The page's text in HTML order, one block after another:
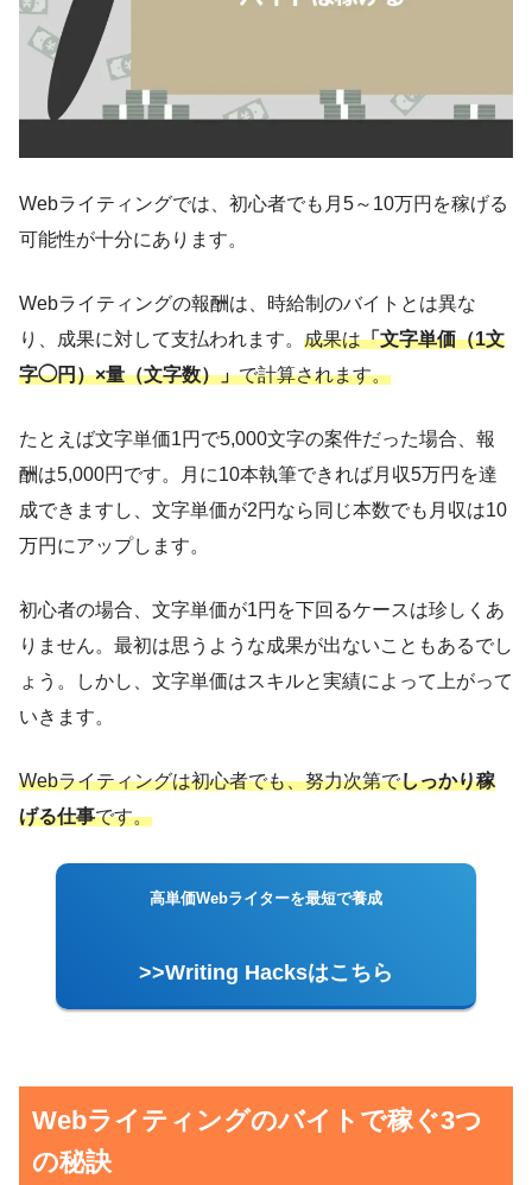
Webライティングでは、初心者でも月5～10万円を稼げる
可能性が十分にあります。
Webライティングの報酬は、時給制のバイトとは異な
り、成果に対して支払われます。 成果は「文字単価（1文
字◯円）×量（文字数）」で計算されます。
たとえば文字単価1円で5,000文字の案件だった場合、報
酬は5,000円です。月に10本執筆できれば月収5万円を達
成できますし、文字単価が2円なら同じ本数でも月収は10
万円にアップします。
初心者の場合、文字単価が1円を下回るケースは珍しくあ
りません。最初は思うような成果が出ないこともあるでし
ょう。しかし、文字単価はスキルと実績によって上がって
いきます。
Webライティングは初心者でも、努力次第でしっかり稼
げる仕事です。
高単価Webライターを最短で養成
>>Writing Hacksはこちら
Webライティングのバイトで稼ぐ3つ
の秘訣